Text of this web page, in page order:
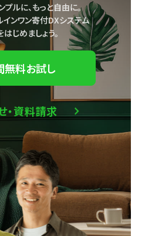
ルに、もっと自由に。
ンワン寄付DXシステム
じめましょう。
無料お試し
・資料請求